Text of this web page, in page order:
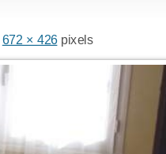
672 × 426pixels